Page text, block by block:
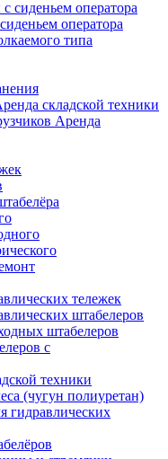
оператора
типа
складской техники
Аренда
тележек
штабелеров
штабелеров
с
техники
(чугун полиуретан)
гидравлических